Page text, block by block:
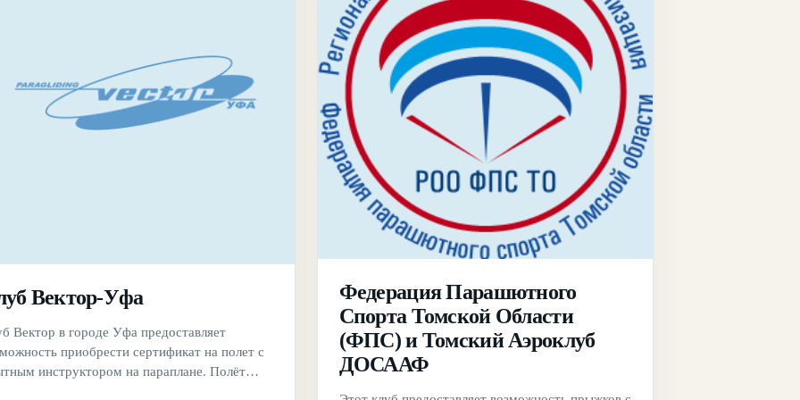
Вектор-Уфа
Вектор в городе Уфа предоставляет
приобрести сертификат на полет с
инструктором на параплане. Полёт
Федерация Парашютного
Спорта Томской Области
(ФПС) и Томский Аэроклуб
ДОСААФ